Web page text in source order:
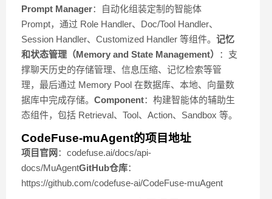
Prompt Manager：自动化组装定制的智能体
Prompt，通过 Role Handler、Doc/Tool Handler、
Session Handler、Customized Handler 等组件。 记忆
和状态管理（Memory and State Management）
：支
撑聊天历史的存储管理、信息压缩、记忆检索等管
理，最后通过 Memory Pool 在数据库、本地、向量数
据库中完成存储。 Component：构建智能体的辅助生
态组件，包括 Retrieval、Tool、Action、Sandbox 等。
CodeFuse-muAgent的项目地址
项目官网 ：codefuse.ai/docs/api-
docs/MuAgentGitHub仓库：
https://github.com/codefuse-ai/CodeFuse-muAgent